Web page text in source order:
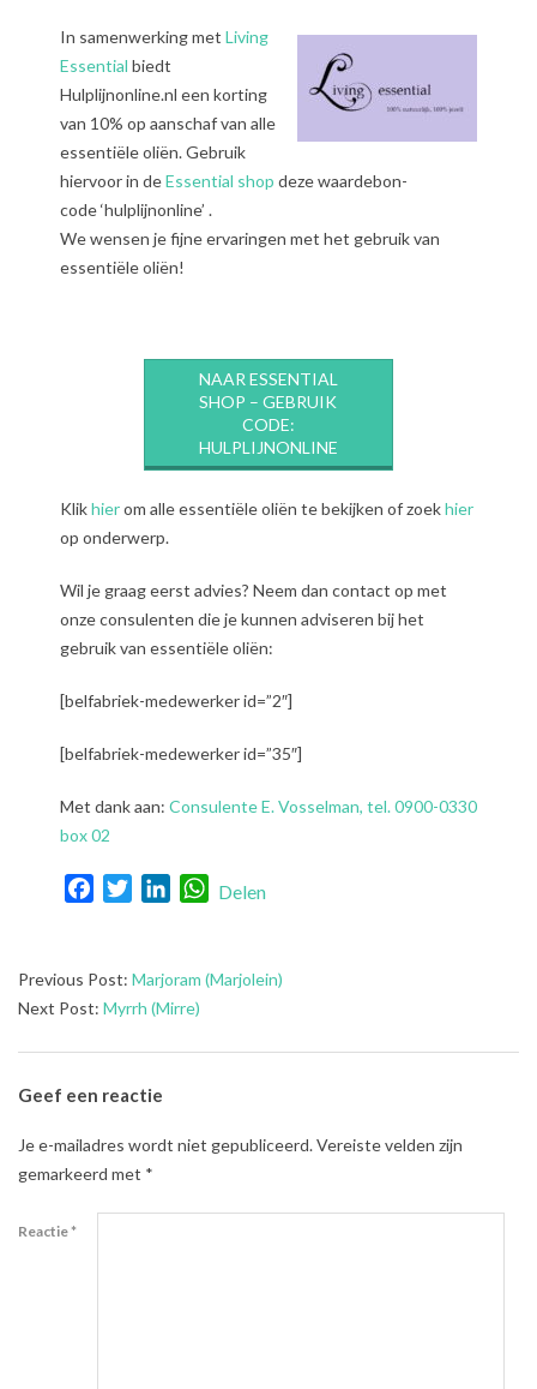
In samenwerking met Living
Essential biedt
Hulplijnonline.nl een korting
van 10% op aanschaf van alle
essentiële oliën. Gebruik
hiervoor in deEssential shop deze waardebon-
code ‘hulplijnonline’ .
We wensen je fijne ervaringen met het gebruik van
essentiële oliën!
NAAR ESSENTIAL
SHOP – GEBRUIK
CODE:
HULPLIJNONLINE
Klikhierom alle essentiële oliën te bekijken of zoekhier
op onderwerp.
Wil je graag eerst advies? Neem dan contact op met
onze consulenten die je kunnen adviseren bij het
gebruik van essentiële oliën:
[belfabriek-medewerker id=”2″]
[belfabriek-medewerker id=”35″]
Met dank aan: Consulente E. Vosselman, tel. 0900-0330
box 02
FacebookTwitterLinkedInWhatsApp
Delen
2021-
08-
Previous Post: Marjoram (Marjolein)
Next Post: Myrrh (Mirre)
Geef een reactie
Je e-mailadres wordt niet gepubliceerd.Vereiste velden zijn
gemarkeerd met *
Reactie*